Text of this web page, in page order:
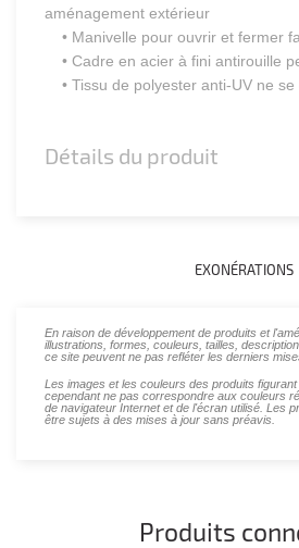
aménagement extérieur
• Manivelle pour ouvrir et fermer
• Cadre en acier à fini antirouille
• Tissu de polyester anti-UV ne se
Détails du produit
EXONÉRATIONS
En raison de développement de produits et
illustrations, formes, couleurs, tailles,
ce site peuvent ne pas refléter les derniers
Les images et les couleurs des produits
cependant ne pas correspondre aux couleurs
de navigateur Internet et de l'écran utilisé. Les
être sujets à des mises à jour sans préavis.
Produits